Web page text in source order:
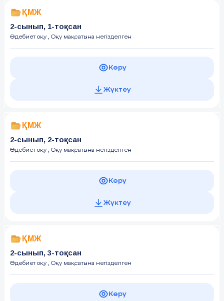
ҚМЖ
2-сынып, 1-тоқсан
Әдебиет оқу , Оқу мақсатына негізделген
Көру
Жүктеу
ҚМЖ
2-сынып, 2-тоқсан
Әдебиет оқу , Оқу мақсатына негізделген
Көру
Жүктеу
ҚМЖ
2-сынып, 3-тоқсан
Әдебиет оқу , Оқу мақсатына негізделген
Көру